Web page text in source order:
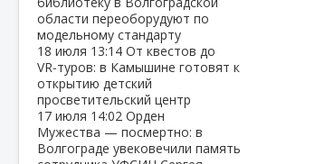
области переоборудуют по
модельному стандарту
18 июля 13:14 От квестов до
VR‑туров: в Камышине готовят к
открытию детский
просветительский центр
17 июля 14:02 Орден
Мужества — посмертно: в
Волгограде увековечили память